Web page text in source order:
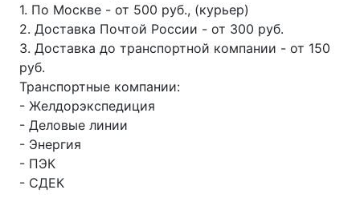
1. По Москве - от 500 руб., (курьер)
2. Доставка Почтой России - от 300 руб.
3. Доставка до транспортной компании - от 150
руб.
Транспортные компании:
- Желдорэкспедиция
- Деловые линии
- Энергия
- ПЭК
- СДЕК